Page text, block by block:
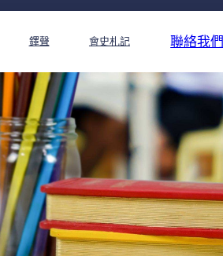
鐸聲 會史札記 聯絡我們